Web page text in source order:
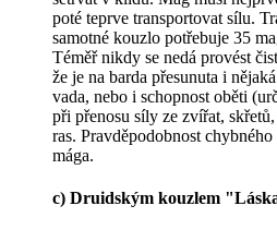
poté teprve transportovat sílu.
samotné kouzlo potřebuje 35
Téměř nikdy se nedá provést
že je na barda přesunuta i
vada, nebo i schopnost oběti
při přenosu síly ze zvířat,
ras. Pravděpodobnost
mága.
c) Druidským kouzlem